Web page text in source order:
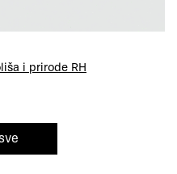
i prirode RH